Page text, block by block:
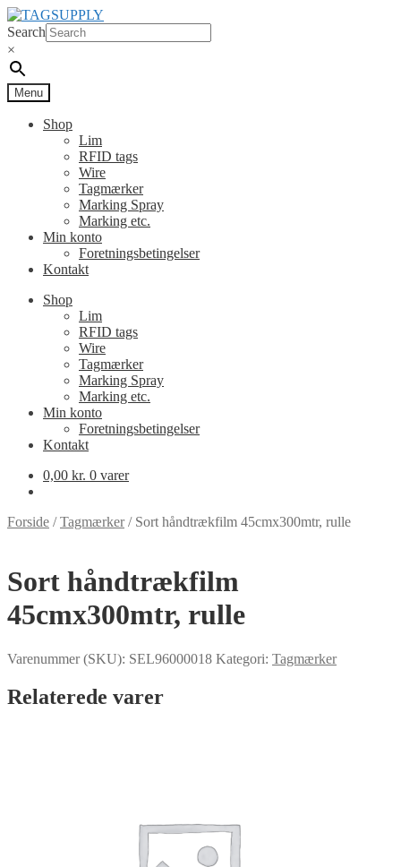
Spring
til
navigation
Spring
til
indhold
Search
×
Menu
Shop
Lim
RFID tags
Wire
Tagmærker
Marking Spray
Marking etc.
Min konto
Foretningsbetingelser
Kontakt
Shop
Lim
RFID tags
Wire
Tagmærker
Marking Spray
Marking etc.
Min konto
Foretningsbetingelser
Kontakt
0,00 kr. 0 varer
Forside /Tagmærker/ Sort håndtrækfilm 45cmx300mtr, rulle
Sort håndtrækfilm
45cmx300mtr, rulle
Varenummer (SKU): SEL96000018 Kategori: Tagmærker
Relaterede varer